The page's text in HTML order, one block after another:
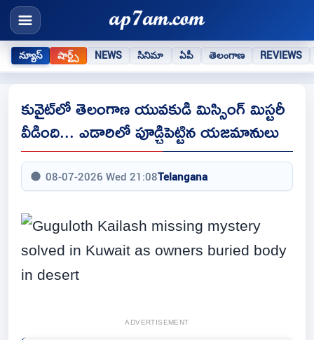
న్యూస్ షార్ట్స్ NEWS సినిమా ఏపీ తెలంగాణ REVIEWS
కువైట్‌‍లో తెలంగాణ యువకుడి మిస్సింగ్ మిస్టరీ
వీడింది... ఎడారిలో పూడ్చిపెట్టిన యజమానులు
08-07-2026 Wed 21:08Telangana
ADVERTISEMENT